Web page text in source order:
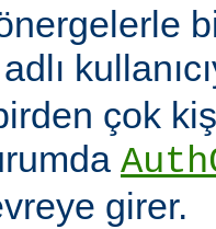
adlı
çok
girer.